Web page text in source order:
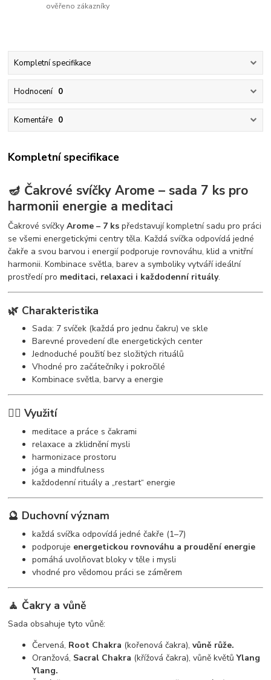
ověřeno zákazníky
Kompletní specifikace
Hodnocení 0
Komentáře 0
Kompletní specifikace
🪔 Čakrové svíčky Arome – sada 7 ks pro
harmonii energie a meditaci
Čakrové svíčkyArome – 7 ks představují kompletní sadu pro práci
se všemi energetickými centry těla. Každá svíčka odpovídá jedné
čakře a svou barvou i energií podporuje rovnováhu, klid a vnitřní
harmonii. Kombinace světla, barev a symboliky vytváří ideální
prostředí pro meditaci, relaxaci i každodenní rituály.
🌿 Charakteristika
Sada: 7 svíček (každá pro jednu čakru) ve skle
Barevné provedení dle energetických center
Jednoduché použití bez složitých rituálů
Vhodné pro začátečníky i pokročilé
Kombinace světla, barvy a energie
🧘‍♀️ Využití
meditace a práce s čakrami
relaxace a zklidnění mysli
harmonizace prostoru
jóga a mindfulness
každodenní rituály a „restart“ energie
🔮 Duchovní význam
každá svíčka odpovídá jedné čakře (1–7)
podporuje energetickou rovnováhu a proudění energie
pomáhá uvolňovat bloky v těle i mysli
vhodné pro vědomou práci se záměrem
🧘 Čakry a vůně
Sada obsahuje tyto vůně:
Červená, Root Chakra (kořenová čakra),vůně růže.
Oranžová, Sacral Chakra (křížová čakra), vůně květůYlang
Ylang.